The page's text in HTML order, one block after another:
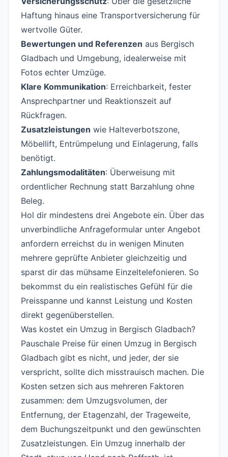
Haftung hinaus eine Transportversicherung für
wertvolle Güter.
Bewertungen und Referenzen aus Bergisch
Gladbach und Umgebung, idealerweise mit
Fotos echter Umzüge.
Klare Kommunikation: Erreichbarkeit, fester
Ansprechpartner und Reaktionszeit auf
Rückfragen.
Zusatzleistungen wie Halteverbotszone,
Möbellift, Entrümpelung und Einlagerung, falls
benötigt.
Zahlungsmodalitäten: Überweisung mit
ordentlicher Rechnung statt Barzahlung ohne
Beleg.
Hol dir mindestens drei Angebote ein. Über das
unverbindliche Anfrageformular unter Angebot
anfordern erreichst du in wenigen Minuten
mehrere geprüfte Anbieter gleichzeitig und
sparst dir das mühsame Einzeltelefonieren. So
bekommst du ein realistisches Gefühl für die
Preisspanne und kannst Leistung und Kosten
direkt gegenüberstellen.
Was kostet ein Umzug in Bergisch Gladbach?
Pauschale Preise für einen Umzug in Bergisch
Gladbach gibt es nicht, und jeder, der sie
verspricht, sollte dich misstrauisch machen. Die
Kosten setzen sich aus mehreren Faktoren
zusammen: dem Umzugsvolumen, der
Entfernung, der Etagenzahl, der Trageweite,
dem Buchungszeitpunkt und den gewünschten
Zusatzleistungen. Ein Umzug innerhalb der